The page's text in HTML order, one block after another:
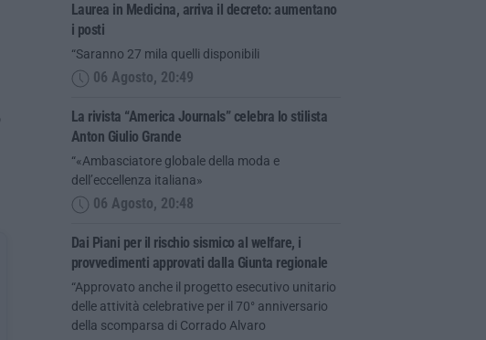
Laurea in Medicina, arriva il decreto: aumentano
i posti
“Saranno 27 mila quelli disponibili
06 Agosto, 20:49
La rivista “America Journals” celebra lo stilista
Anton Giulio Grande
“«Ambasciatore globale della moda e
dell’eccellenza italiana»
06 Agosto, 20:48
Dai Piani per il rischio sismico al welfare, i
provvedimenti approvati dalla Giunta regionale
“Approvato anche il progetto esecutivo unitario
delle attività celebrative per il 70° anniversario
della scomparsa di Corrado Alvaro